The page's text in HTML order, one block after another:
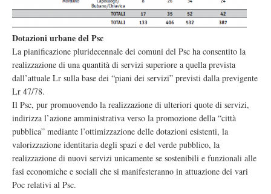
Dotazioni urbane del Psc
La pianificazione pluridecennale dei comuni del Psc ha consentito la
realizzazione di una quantità di servizi superiore a quella prevista
dall’attuale Lr sulla base dei “piani dei servizi” previsti dalla previgente
Lr 47/78.
Il Psc, pur promuovendo la realizzazione di ulteriori quote di servizi,
indirizza l’azione amministrativa verso la promozione della “città
pubblica” mediante l’ottimizzazione delle dotazioni esistenti, la
valorizzazione identitaria degli spazi e del verde pubblico, la
realizzazione di nuovi servizi unicamente se sostenibili e funzionali alle
fasi economiche e sociali che si manifesteranno in attuazione dei vari
Poc relativi al Psc.